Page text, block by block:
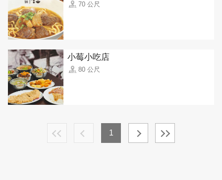
70 公尺
小莓小吃店
80 公尺
1